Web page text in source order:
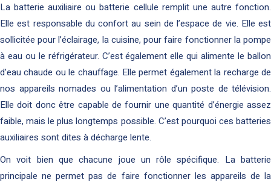
La batterie auxiliaire ou batterie cellule remplit une autre fonction.
Elle est responsable du confort au sein de l’espace de vie. Elle est
sollicitée pour l’éclairage, la cuisine, pour faire fonctionner la pompe
à eau ou le réfrigérateur. C’est également elle qui alimente le ballon
d’eau chaude ou le chauffage. Elle permet également la recharge de
nos appareils nomades ou l’alimentation d’un poste de télévision.
Elle doit donc être capable de fournir une quantité d’énergie assez
faible, mais le plus longtemps possible. C’est pourquoi ces batteries
auxiliaires sont dites à décharge lente.
On voit bien que chacune joue un rôle spécifique. La batterie
principale ne permet pas de faire fonctionner les appareils de la